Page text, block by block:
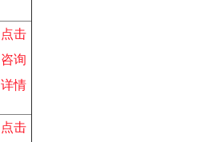
点击
咨询
详情
点击